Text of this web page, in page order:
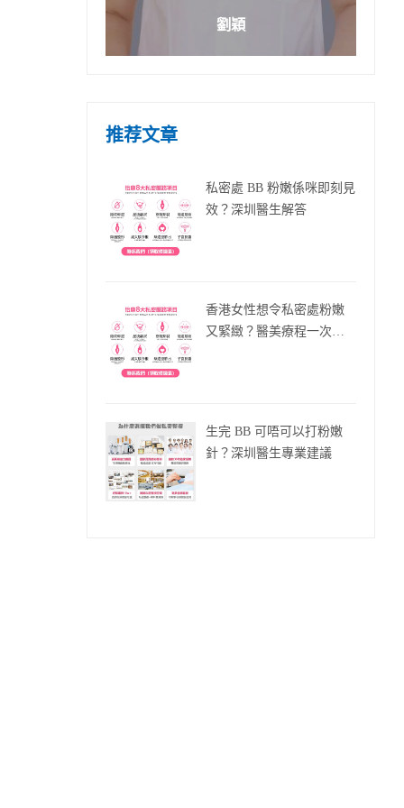
劉穎
推荐文章
私密處 BB 粉嫩係咪即刻見
效？深圳醫生解答
香港女性想令私密處粉嫩
又緊緻？醫美療程一次睇
生完 BB 可唔可以打粉嫩
針？深圳醫生專業建議